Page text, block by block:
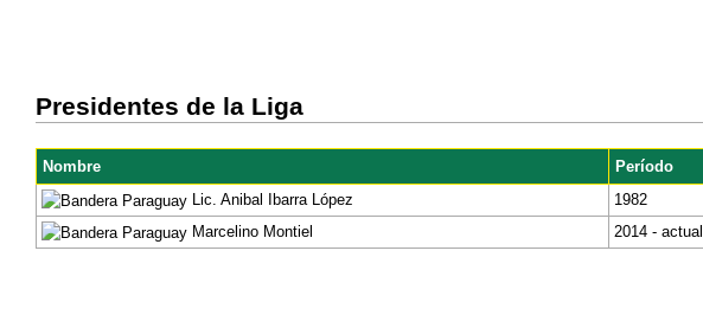
Presidentes de la Liga
Nombre
Período
Lic. Anibal Ibarra López
1982
Marcelino Montiel
2014 - actual